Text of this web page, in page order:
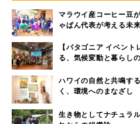
マラウイ産コーヒー豆
ゃぱん代表が考える未
【パタゴニア イベン
る、気候変動と暮らし
ハワイの自然と共鳴
く、環境へのまなざし
生き物としてナチュラ